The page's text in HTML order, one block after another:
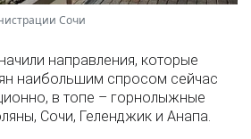
Сочи
направления, которые
наибольшим спросом сейчас
в топе – горнолыжные
Сочи, Геленджик и Анапа.